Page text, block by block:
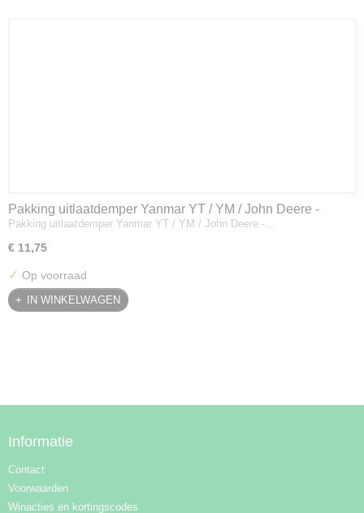
Pakking uitlaatdemper Yanmar YT / YM / John Deere -
128300-13230
Pakking uitlaatdemper Yanmar YT / YM / John Deere -…
€ 11,75
✓ Op voorraad
IN WINKELWAGEN
Informatie
Contact
Voorwaarden
Winacties en kortingscodes